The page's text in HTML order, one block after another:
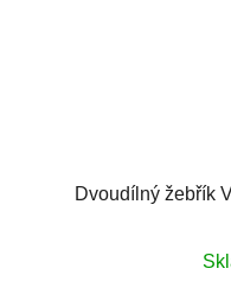
Dvoudílný žebřík